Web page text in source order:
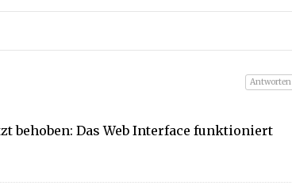
behoben: Das Web Interface funktioniert
Antworten